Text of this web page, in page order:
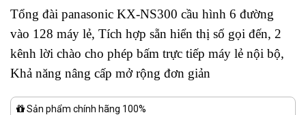
Tổng đài panasonic KX-NS300 cầu hình 6 đường
vào 128 máy lẻ, Tích hợp sẵn hiển thị số gọi đến, 2
kênh lời chào cho phép bấm trực tiếp máy lẻ nội bộ,
Khả năng nâng cấp mở rộng đơn giản
Sản phẩm chính hãng 100%